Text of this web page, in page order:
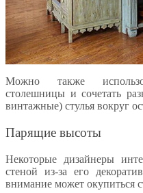
Можно также
столешницы и сочетать
винтажные) стулья вокруг
Парящие высоты
Некоторые дизайнеры
стеной из-за его
внимание может окупиться